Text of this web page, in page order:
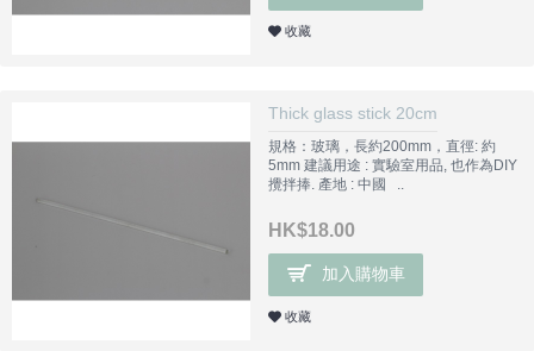
收藏
Thick glass stick 20cm
規格：玻璃，長約200mm，直徑: 約
5mm 建議用途 : 實驗室用品, 也作為DIY
攪拌捧. 產地 : 中國 ..
HK$18.00
加入購物車
收藏